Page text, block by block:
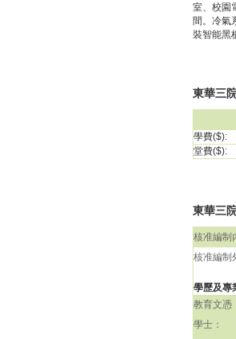
室、校園
間。冷氣
裝智能黑
東華三
學費($):
堂費($):
東華三
核准編制
核准編制
學歷及專
教育文憑
學士：